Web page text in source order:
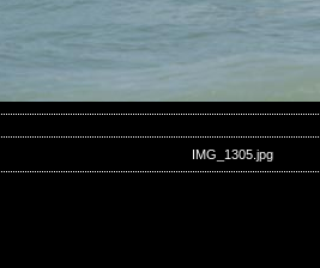
IMG_1305.jpg